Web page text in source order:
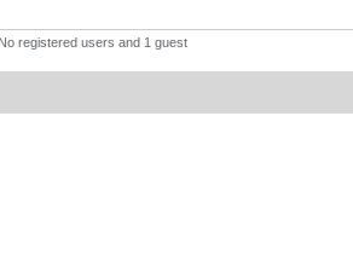
registered users and 1 guest